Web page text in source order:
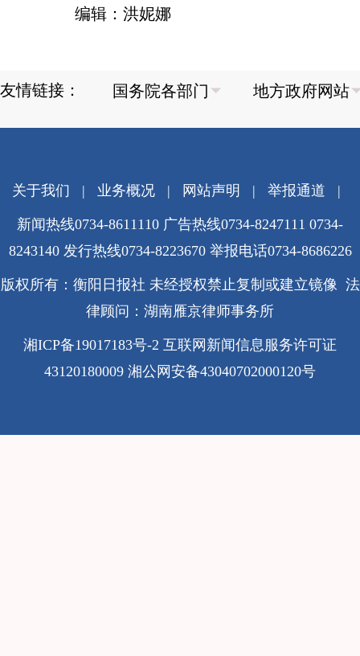
编辑：洪妮娜
友情链接：
关于我们 | 业务概况| 网站声明 | 举报通道 |
新闻热线0734-8611110 广告热线0734-8247111 0734-
8243140 发行热线0734-8223670 举报电话0734-8686226
版权所有：衡阳日报社 未经授权禁止复制或建立镜像 法
律顾问：湖南雁京律师事务所
湘ICP备19017183号-2 互联网新闻信息服务许可证
43120180009 湘公网安备43040702000120号